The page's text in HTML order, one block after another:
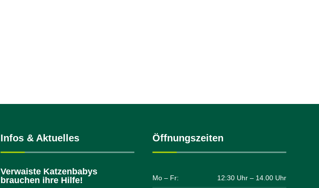
Infos & Aktuelles
Verwaiste Katzenbabys
brauchen ihre Hilfe!
Öffnungszeiten
Mo – Fr: 12:30 Uhr – 14.00 Uhr